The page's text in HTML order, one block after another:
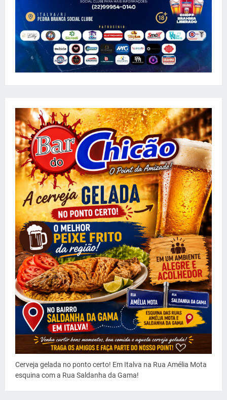
Cerveja gelada no ponto certo! Em Italva na Rua Amélia Mota
esquina com a Rua Saldanha da Gama!